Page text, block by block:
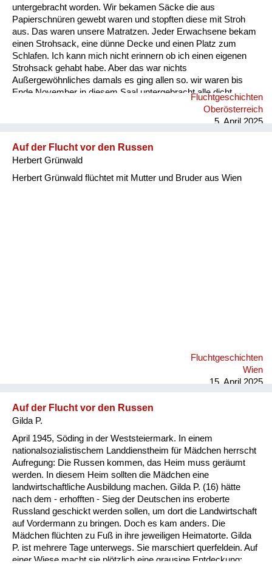
untergebracht worden. Wir bekamen Säcke die aus
Papierschnüren gewebt waren und stopften diese mit Stroh
aus. Das waren unsere Matratzen. Jeder Erwachsene bekam
einen Strohsack, eine dünne Decke und einen Platz zum
Schlafen. Ich kann mich nicht erinnern ob ich einen eigenen
Strohsack gehabt habe. Aber das war nichts
Außergewöhnliches damals es ging allen so. wir waren bis
Ende November in diesem Saal untergebracht alle dicht
nebeneinander gereiht. Es gab keine Rücksicht auf
Intimsphäre. Mein Vater sah sich schon am zweiten Tag nach
Schneiderei am Marktplatz an zu arbeiten. Nach ungefähr
sechs Wochen bekamen wir eine Zwei-Zimmer-Wohnung in
der wir zu ...
Fluchtgeschichten
Oberösterreich
5. April 2025
Auf der Flucht vor den Russen
Herbert Grünwald
Herbert Grünwald flüchtet mit Mutter und Bruder aus Wien
Fluchtgeschichten
Wien
15. April 2025
Auf der Flucht vor den Russen
Gilda P.
April 1945, Söding in der Weststeiermark. In einem
nationalsozialistischem Landdienstheim für Mädchen herrscht
Aufregung: Die Russen kommen, das Heim muss geräumt
werden. In diesem Heim sollten die Mädchen eine
landwirtschaftliche Ausbildung machen. Gilda P. (16) hätte
nach dem - erhofften - Sieg der Deutschen ins eroberte
Russland geschickt werden sollen, um dort die Landwirtschaft
auf Vordermann zu bringen. Doch es kam anders. Die
Mädchen flüchten zu Fuß in ihre jeweiligen Heimatorte. Gilda
P. ist mehrere Tage unterwegs. Sie marschiert querfeldein. Auf
einer Wiese macht sie plötzlich eine grausige Entdeckung: